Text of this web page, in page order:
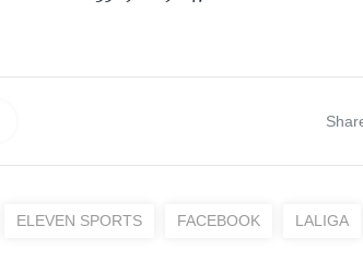
ELEVEN SPORTS FACEBOOK LALIGA